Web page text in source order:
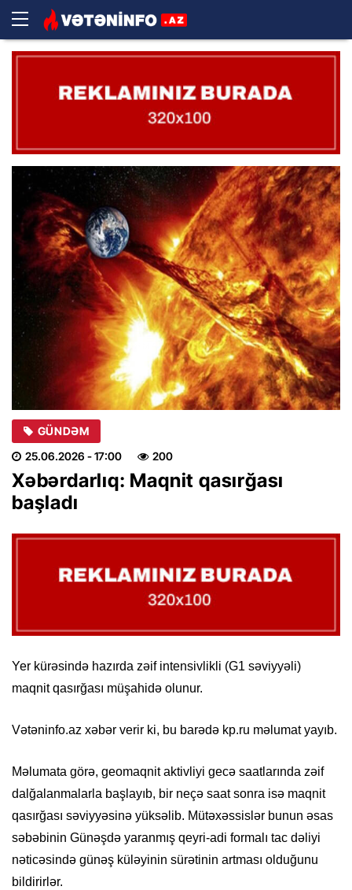
GÜNDƏM
25.06.2026 - 17:00 200
Xəbərdarlıq: Maqnit qasırğası
başladı
Yer kürəsində hazırda zəif intensivlikli (G1 səviyyəli)
maqnit qasırğası müşahidə olunur.
Vətəninfo.az xəbər verir ki, bu barədə kp.ru məlumat yayıb.
Məlumata görə, geomaqnit aktivliyi gecə saatlarında zəif
dalğalanmalarla başlayıb, bir neçə saat sonra isə maqnit
qasırğası səviyyəsinə yüksəlib. Mütəxəssislər bunun əsas
səbəbinin Günəşdə yaranmış qeyri-adi formalı tac dəliyi
nəticəsində günəş küləyinin sürətinin artması olduğunu
bildirirlər.